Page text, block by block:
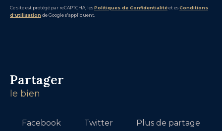
Ce site est protégé par reCAPTCHA, lesPolitiques de Confidentialitéet esConditions
d'utilisation de Google s'appliquent.
partager
le bien
Facebook Twitter Plus de partage